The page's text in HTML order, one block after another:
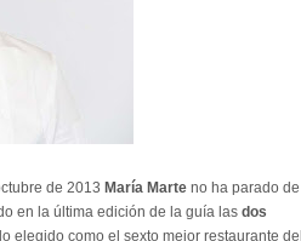
de 2013 María Marte no ha parado de
en la última edición de la guía las dos
elegido como el sexto mejor restaurante del